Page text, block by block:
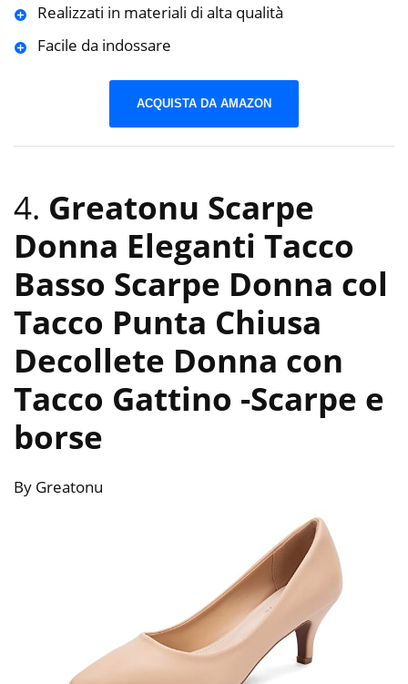
Realizzati in materiali di alta qualità
Facile da indossare
ACQUISTA DA AMAZON
4. Greatonu Scarpe
Donna Eleganti Tacco
Basso Scarpe Donna col
Tacco Punta Chiusa
Decollete Donna con
Tacco Gattino -Scarpe e
borse
By Greatonu